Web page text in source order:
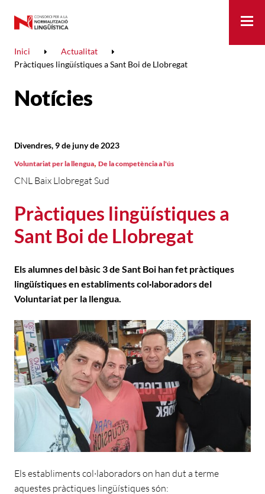
Inici
Actualitat
Pràctiques lingüístiques a Sant Boi de Llobregat
Notícies
Pràctiques lingüístiques a
Sant Boi de Llobregat
CNL Baix Llobregat Sud
Divendres, 9 de juny de 2023
Voluntariat per la llengua, De la competència a l'ús
Els alumnes del bàsic 3 de Sant Boi han fet pràctiques
lingüístiques en establiments col·laboradors del
Voluntariat per la llengua.
Els establiments col·laboradors on han dut a terme
aquestes pràctiques lingüístiques són: